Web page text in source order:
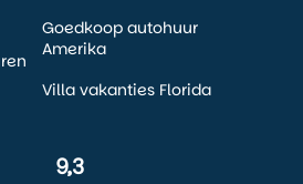
Goedkoop autohuur
Amerika
Villa vakanties Florida
9,3